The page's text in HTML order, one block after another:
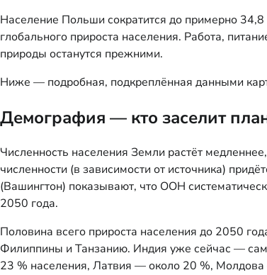
Население Польши сократится до примерно
глобального прироста населения. Работа,
природы останутся прежними.
Ниже — подробная, подкреплённая данными
Демография — кто заселит
Численность населения Земли растёт
численности (в зависимости от источника)
(Вашингтон) показывают, что ООН
2050 года.
Половина всего прироста населения до 2050
Филиппины и Танзанию. Индия уже сейчас —
23 % населения, Латвия — около 20 %,